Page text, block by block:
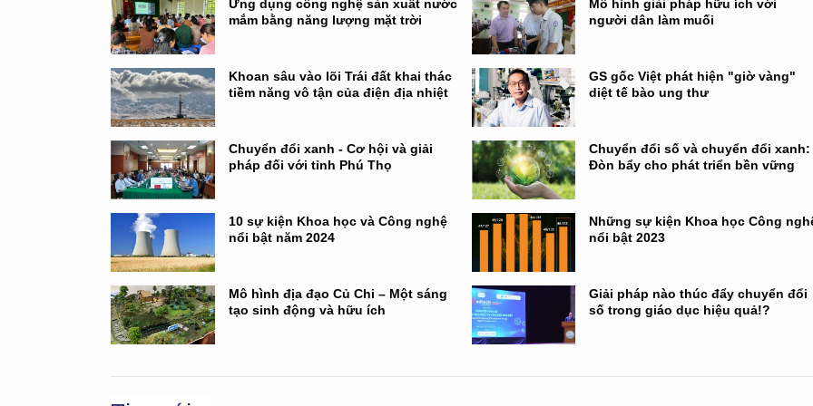
Ứng dụng công nghệ sản xuất nước
mắm bằng năng lượng mặt trời
Mô hình giải pháp hữu ích với
người dân làm muối
Khoan sâu vào lõi Trái đất khai thác
tiềm năng vô tận của điện địa nhiệt
GS gốc Việt phát hiện "giờ vàng"
diệt tế bào ung thư
Chuyển đổi xanh - Cơ hội và giải
pháp đối với tỉnh Phú Thọ
Chuyển đổi số và chuyển đổi xanh:
Đòn bẩy cho phát triển bền vững
10 sự kiện Khoa học và Công nghệ
nổi bật năm 2024
Những sự kiện Khoa học Công
nổi bật 2023
Mô hình địa đạo Củ Chi – Một sáng
tạo sinh động và hữu ích
Giải pháp nào thúc đẩy chuyển đổi
số trong giáo dục hiệu quả!?